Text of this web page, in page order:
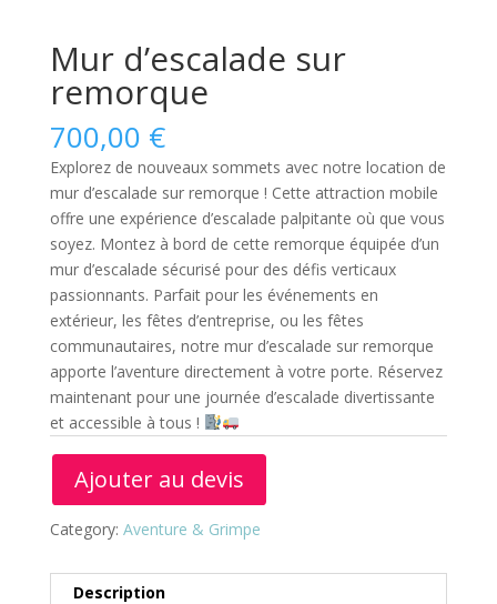
Mur d’escalade sur
remorque
700,00 €
Explorez de nouveaux sommets avec notre location de
mur d’escalade sur remorque ! Cette attraction mobile
offre une expérience d’escalade palpitante où que vous
soyez. Montez à bord de cette remorque équipée d’un
mur d’escalade sécurisé pour des défis verticaux
passionnants. Parfait pour les événements en
extérieur, les fêtes d’entreprise, ou les fêtes
communautaires, notre mur d’escalade sur remorque
apporte l’aventure directement à votre porte. Réservez
maintenant pour une journée d’escalade divertissante
et accessible à tous !
Ajouter au devis
Category: Aventure & Grimpe
Description